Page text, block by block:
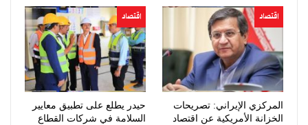
اقتصاد
المركزي الإيراني: تصريحات
الخزانة الأمريكية عن اقتصاد
اقتصاد
حيدر يطلع على تطبيق معايير
السلامة في شركات القطاع